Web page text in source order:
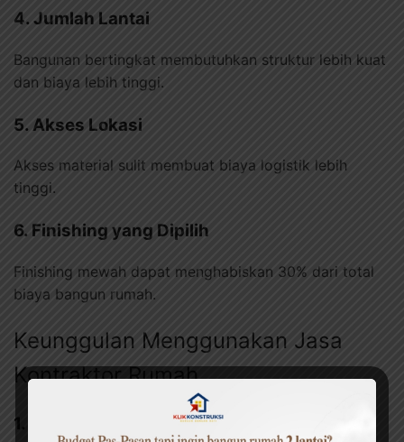
4. Jumlah Lantai
Bangunan bertingkat membutuhkan struktur lebih kuat
dan biaya lebih tinggi.
5. Akses Lokasi
Akses material sulit membuat biaya logistik lebih
tinggi.
6. Finishing yang Dipilih
Finishing mewah dapat menghabiskan 30% dari total
biaya bangun rumah.
Keunggulan Menggunakan Jasa
Kontraktor Rumah
1. Kualitas Bangunan Lebih Terjamin